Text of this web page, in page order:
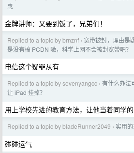
惠
金牌讲师：又要到饭了，兄弟们！
Replied to a topic by brnznf › 宽带被封，理由是
是没有搞 PCDN 嗷，科学上网不会被封宽带吧？
电信这个疑罪从有
Replied to a topic by sevenyangcc › 有什么办法
让 iPad 挂掉？
用上学校先进的教育方法，让他当着同学
Replied to a topic by bladeRunner2049 › 实用
碰碰运气